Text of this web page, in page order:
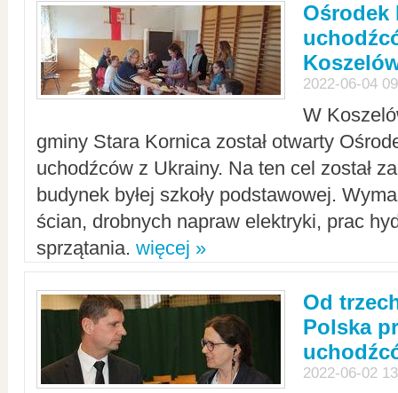
Ośrodek
2022-06-04
W
gminy Stara Kornica został otwarty
uchodźców z Ukrainy. Na ten cel został
budynek byłej szkoły podstawowej.
ścian, drobnych napraw elektryki, prac
sprzątania. więcej »
Od
Polska
2022-06-02